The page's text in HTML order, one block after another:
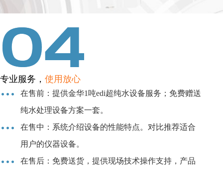
专业服务， 使用放心
在售前：提供金华1吨edi超纯水设备服务；免费赠送
纯水处理设备方案一套。
在售中：系统介绍设备的性能特点。对比推荐适合
用户的仪器设备。
在售后：免费送货，提供现场技术操作支持，产品